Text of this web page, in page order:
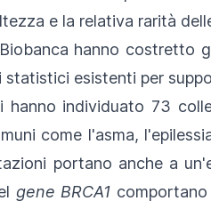
e la relativa rarità
hanno costretto
statistici esistenti per
hanno individuato 73
come l'asma,
portano anche a
gene BRCA1